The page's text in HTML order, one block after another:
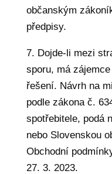
občanským
předpisy.
7. Dojde-li mezi
sporu, má
řešení. Návrh na
podle zákona č.
spotřebitele, podá
nebo Slovenskou
Obchodní
27. 3. 2023.